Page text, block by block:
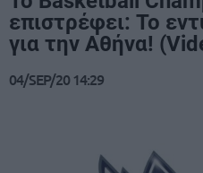
επιστρέφει: Το
για την Αθήνα!
04/SEP/20 14:29